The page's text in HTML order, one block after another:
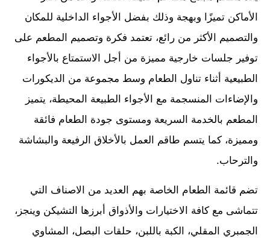
الأماكن تميزًا وبهجة وذلك بفضل الأجواء الداخلية للمكان
والتصميم الأكثر من رائع، تعتمد فكرة وتصميم المطعم على
توفير جلسات خارجية مميزة من أجل الاستمتاع بالأجواء
الطبيعية أثناء تناول الطعام وسط مجموعة من الديكورات
والإضاءات المنسجمة مع الأجواء الطبيعة المحيطة، يتميز
المطعم بالخدمة السريعة ومستوى جودة الطعام فائقة
ومميزة، كما يتسم طاقم العمل بالأخلاق الرفيعة والبشاشة
والترحاب.
تضم قائمة الطعام الخاصة بهم العديد من الاصناف التي
تتماشى مع كافة الاختيارات والأذواق أبرزها التشيكن وينجز،
الجمبري المقلي، الكبة باللبن، حلقات البصل، المشاوي